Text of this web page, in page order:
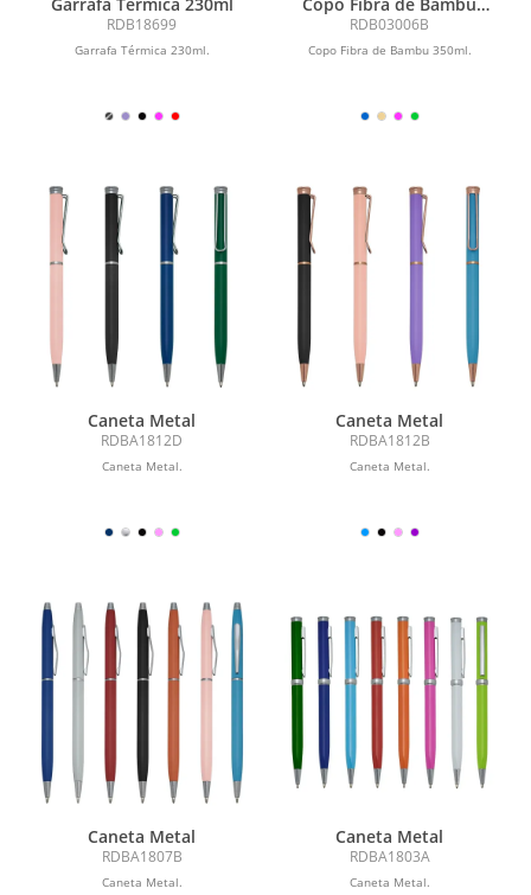
RDB18699
Garrafa Térmica 230ml.
350ml
RDB03006B
Copo Fibra de Bambu 350ml.
Caneta Metal
RDBA1812D
Caneta Metal.
Caneta Metal
RDBA1812B
Caneta Metal.
Caneta Metal
RDBA1807B
Caneta Metal.
Caneta Metal
RDBA1803A
Caneta Metal.